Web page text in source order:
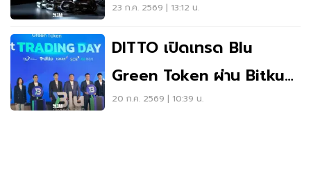
ล้าน อ้างป้องกันลูกค้าแห่
ถอน
23 ก.ค. 2569 | 13:12 น.
DITTO เปิดเทรด Blu
Green Token ผ่าน Bitkub
วันแรก หนุนลงทุนคาร์บอน
20 ก.ค. 2569 | 10:39 น.